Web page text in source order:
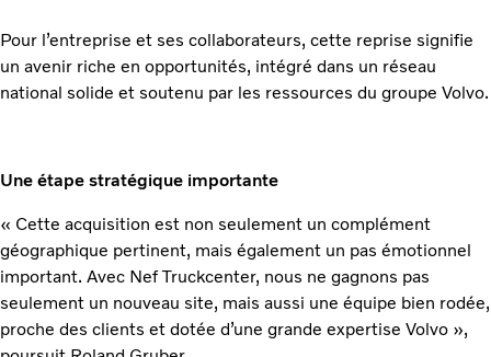
Pour l’entreprise et ses collaborateurs, cette reprise signifie
un avenir riche en opportunités, intégré dans un réseau
national solide et soutenu par les ressources du groupe Volvo.
Une étape stratégique importante
« Cette acquisition est non seulement un complément
géographique pertinent, mais également un pas émotionnel
important. Avec Nef Truckcenter, nous ne gagnons pas
seulement un nouveau site, mais aussi une équipe bien rodée,
proche des clients et dotée d’une grande expertise Volvo »,